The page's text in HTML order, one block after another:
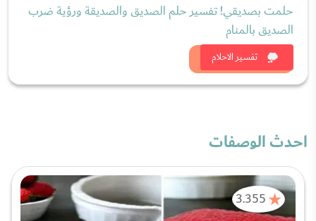
تفسير الاحلام
حلمت بصديقي! تفسير حلم الصديق والصديقة ورؤية ضرب
الصديق بالمنام
شاهد الان
احدث الوصفات
3.355